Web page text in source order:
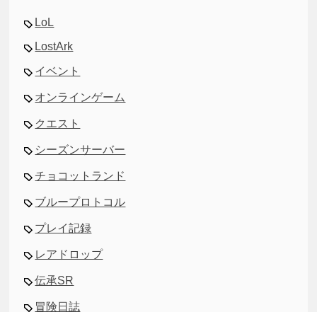
LoL
LostArk
イベント
オンラインゲーム
クエスト
シーズンサーバー
チョコットランド
ブループロトコル
プレイ記録
レアドロップ
伝承SR
冒険日誌